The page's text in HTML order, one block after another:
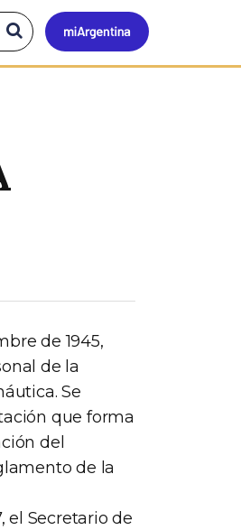
Mi
Buscar
en
el
de 1945,
de la
Se
que forma
del
de la
el Secretario de